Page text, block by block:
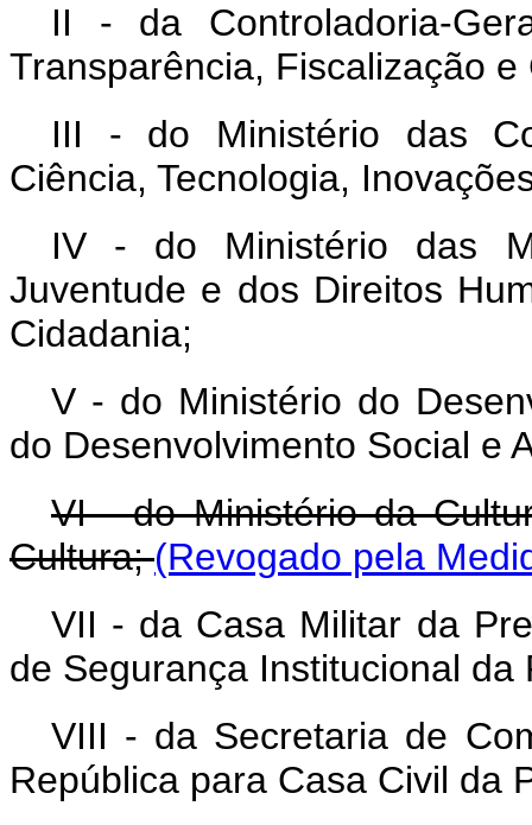
II - da Controladoria-
Transparência, Fiscalização e
III - do Ministério das
Ciência, Tecnologia,
IV - do Ministério das
Juventude e dos Direitos
Cidadania;
V - do Ministério do
do Desenvolvimento Social e
VI - do Ministério da
Cultura;(Revogado pela
VII - da Casa Militar da
de Segurança Institucional
VIII - da Secretaria de
República para Casa Civil da